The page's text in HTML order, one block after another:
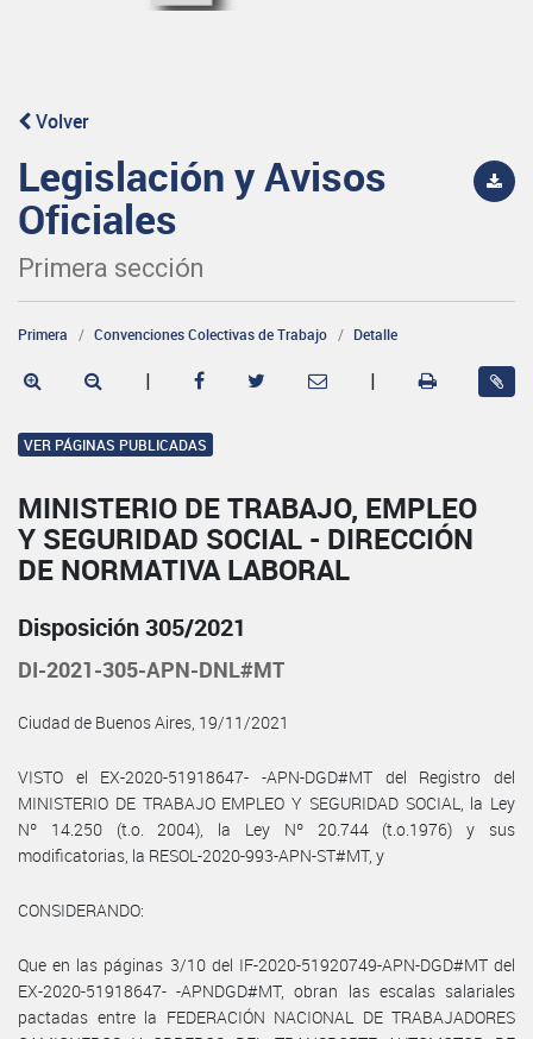
Volver
Legislación y Avisos
Oficiales
Primera sección
Primera Convenciones Colectivas de Trabajo Detalle
| |
VER PÁGINAS PUBLICADAS
MINISTERIO DE TRABAJO, EMPLEO
Y SEGURIDAD SOCIAL - DIRECCIÓN
DE NORMATIVA LABORAL
Disposición 305/2021
DI-2021-305-APN-DNL#MT
Ciudad de Buenos Aires, 19/11/2021
VISTO el EX-2020-51918647- -APN-DGD#MT del Registro del
MINISTERIO DE TRABAJO EMPLEO Y SEGURIDAD SOCIAL, la Ley
Nº 14.250 (t.o. 2004), la Ley Nº 20.744 (t.o.1976) y sus
modificatorias, la RESOL-2020-993-APN-ST#MT, y
CONSIDERANDO:
Que en las páginas 3/10 del IF-2020-51920749-APN-DGD#MT del
EX-2020-51918647- -APNDGD#MT, obran las escalas salariales
pactadas entre la FEDERACIÓN NACIONAL DE TRABAJADORES